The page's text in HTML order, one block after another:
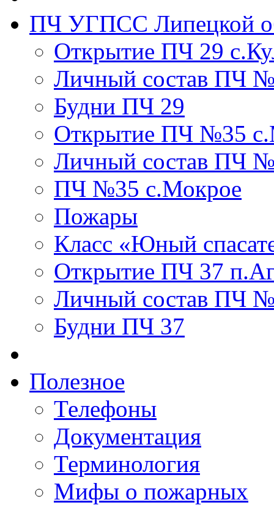
ПЧ УГПСС Липецкой
Открытие ПЧ 29
Личный состав ПЧ
Будни ПЧ 29
Открытие ПЧ №35
Личный состав ПЧ
ПЧ №35 с.Мокрое
Пожары
Класс «Юный
Открытие ПЧ 37
Личный состав ПЧ
Будни ПЧ 37
Полезное
Телефоны
Документация
Терминология
Мифы о пожарных